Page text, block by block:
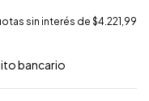
sin interés de$4.221,99
bancario